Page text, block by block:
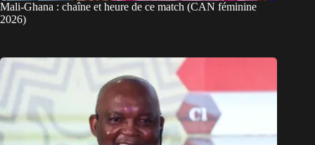
Mali-Ghana : chaîne et heure de ce match (CAN féminine
2026)